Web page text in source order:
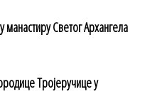
манастиру Светог Архангела
Тројеручице у